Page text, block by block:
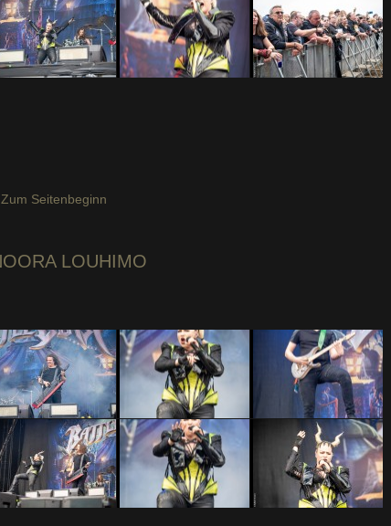
Zum Seitenbeginn
LOUHIMO